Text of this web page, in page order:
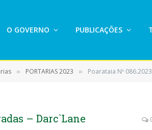
O GOVERNO PUBLICAÇÕES
» PORTARIAS 2023 » Poarataia Nº
– Darc`Lane